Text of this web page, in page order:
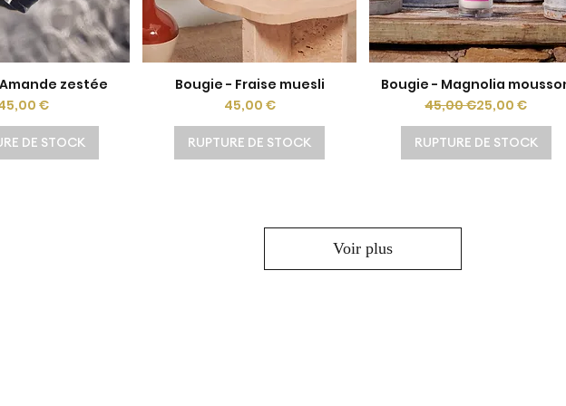
rapidezestée
Prix€
DE STOCK
Aperçu rapide
Bougie - Fraise muesli
Prix
45,00 €
RUPTURE DE STOCK
Aperçu rapide
Bougie - Magnolia
Prix original
45,00 €Prix
25,00 €
RUPTURE DE STOCK
Voir plus